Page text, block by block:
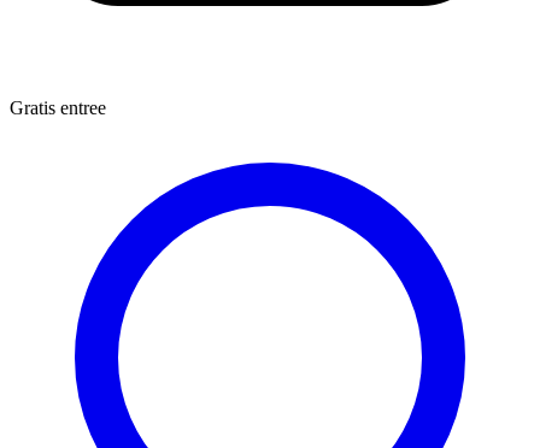
Gratis entree